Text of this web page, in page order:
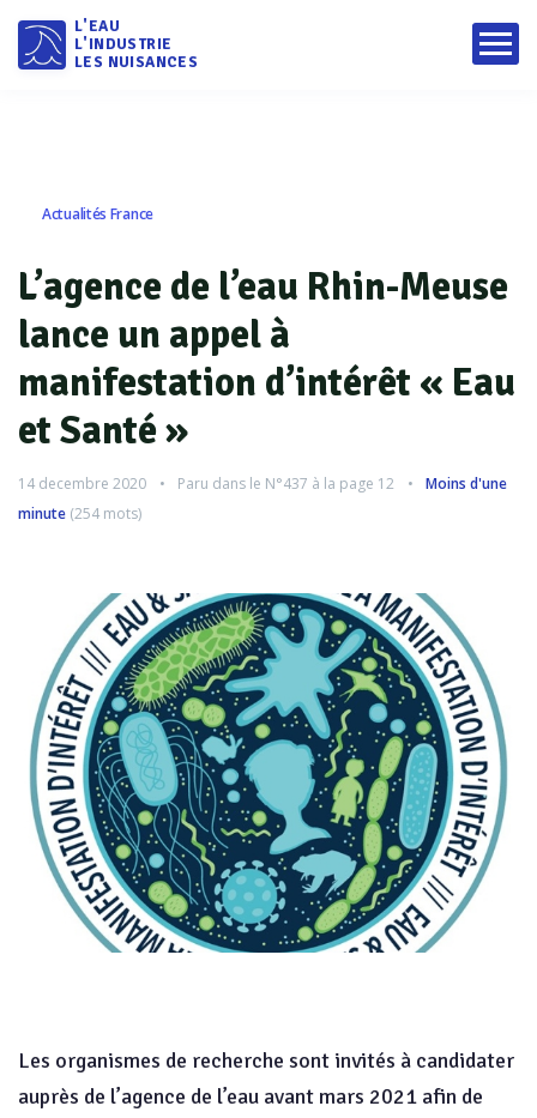
L'EAU
L'INDUSTRIE
LES NUISANCES
Actualités France
L’agence de l’eau Rhin-Meuse
lance un appel à
manifestation d’intérêt « Eau
et Santé »
14 decembre 2020 Paru dans le N°437 à la page 12
Moins d'une
minute (254 mots)
Les organismes de recherche sont invités à candidater
auprès de l’agence de l’eau avant mars 2021 afin de